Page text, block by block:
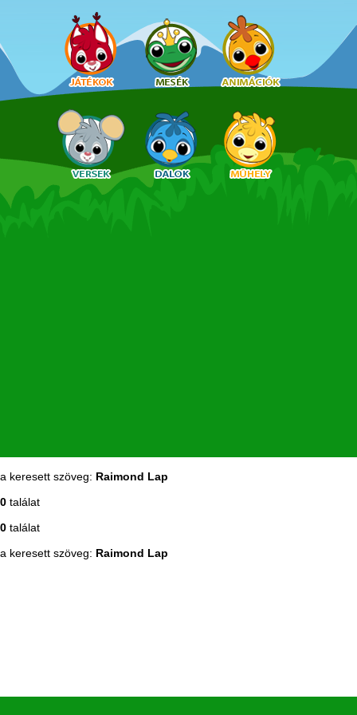
a keresett szöveg: Raimond Lap
0 találat
0 találat
a keresett szöveg: Raimond Lap